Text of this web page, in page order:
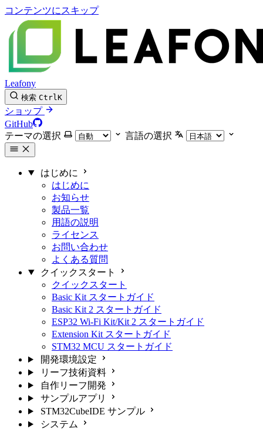
コンテンツにスキップ
Leafony
検索 CtrlK
ショップ
GitHub
テーマの選択
言語の選択
はじめに
はじめに
お知らせ
製品一覧
用語の説明
ライセンス
お問い合わせ
よくある質問
クイックスタート
クイックスタート
Basic Kit スタートガイド
Basic Kit 2 スタートガイド
ESP32 Wi-Fi Kit/Kit 2 スタートガイド
Extension Kit スタートガイド
STM32 MCU スタートガイド
開発環境設定
リーフ技術資料
自作リーフ開発
サンプルアプリ
STM32CubeIDE サンプル
システム